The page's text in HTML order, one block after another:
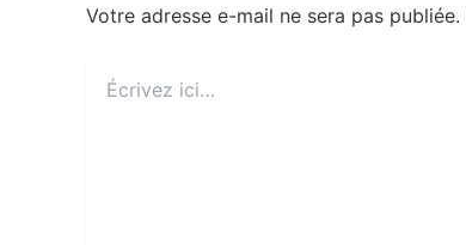
Votre adresse e-mail ne sera pas publiée.
ici…